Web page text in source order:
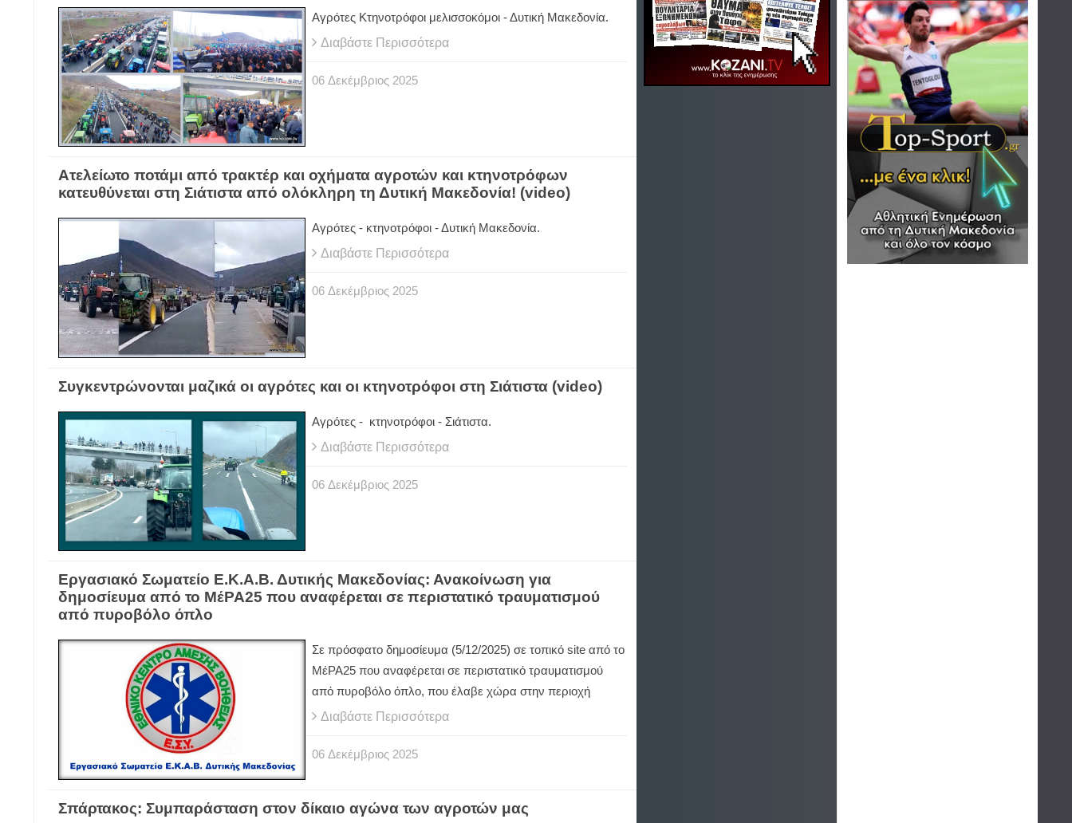
Αγρότες Κτηνοτρόφοι μελισσοκόμοι - Δυτική Μακεδονία.
Διαβάστε Περισσότερα
06 Δεκέμβριος 2025
Ατελείωτο ποτάμι από τρακτέρ και οχήματα αγροτών και κτηνοτρόφων
κατευθύνεται στη Σιάτιστα από ολόκληρη τη Δυτική Μακεδονία! (video)
Αγρότες - κτηνοτρόφοι - Δυτική Μακεδονία.
Διαβάστε Περισσότερα
06 Δεκέμβριος 2025
Συγκεντρώνονται μαζικά οι αγρότες και οι κτηνοτρόφοι στη Σιάτιστα (video)
Αγρότες - κτηνοτρόφοι - Σιάτιστα.
Διαβάστε Περισσότερα
06 Δεκέμβριος 2025
Εργασιακό Σωματείο Ε.Κ.Α.Β. Δυτικής Μακεδονίας: Ανακοίνωση για
δημοσίευμα από το ΜέΡΑ25 που αναφέρεται σε περιστατικό τραυματισμού
από πυροβόλο όπλο
Σε πρόσφατο δημοσίευμα (5/12/2025) σε τοπικό site από το
ΜέΡΑ25 που αναφέρεται σε περιστατικό τραυματισμού
από πυροβόλο όπλο, που έλαβε χώρα στην περιοχή
Διαβάστε Περισσότερα
06 Δεκέμβριος 2025
Σπάρτακος: Συμπαράσταση στον δίκαιο αγώνα των αγροτών μας